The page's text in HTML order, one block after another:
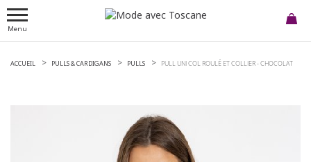
Menu
ACCUEIL PULLS & CARDIGANS PULLS PULL UNI COL ROULÉ ET COLLIER -CHOCOLAT